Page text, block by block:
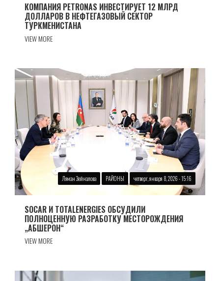
КОМПАНИЯ PETRONAS ИНВЕСТИРУЕТ 12 МЛРД
ДОЛЛАРОВ В НЕФТЕГАЗОВЫЙ СЕКТОР
ТУРКМЕНИСТАНА
VIEW MORE
Ляман Зейналова РАЙОНЫ четверг, января 8, 2026 - 15:16
SOCAR И TOTALENERGIES ОБСУДИЛИ
ПОЛНОЦЕННУЮ РАЗРАБОТКУ МЕСТОРОЖДЕНИЯ
„АБШЕРОН“
VIEW MORE